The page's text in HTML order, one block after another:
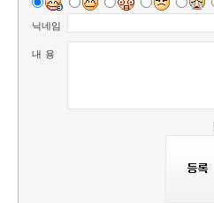
닉네임
내 용